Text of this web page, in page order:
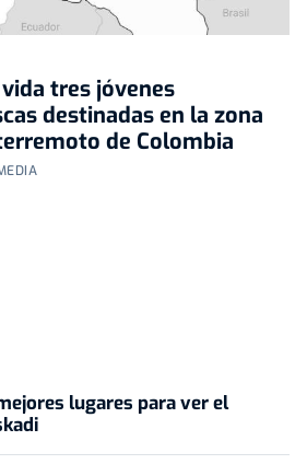
tres jóvenes
destinadas en la zona
de Colombia
lugares para ver el